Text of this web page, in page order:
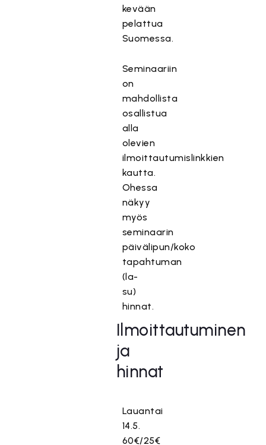
kevään
pelattua
Suomessa.
Seminaariin
on
mahdollista
osallistua
alla
olevien
ilmoittautumislinkkien
kautta.
Ohessa
näkyy
myös
seminaarin
päivälipun/koko
tapahtuman
(la-
su)
hinnat.
Ilmoittautuminen
ja
hinnat
Lauantai
14.5.
60€/25€